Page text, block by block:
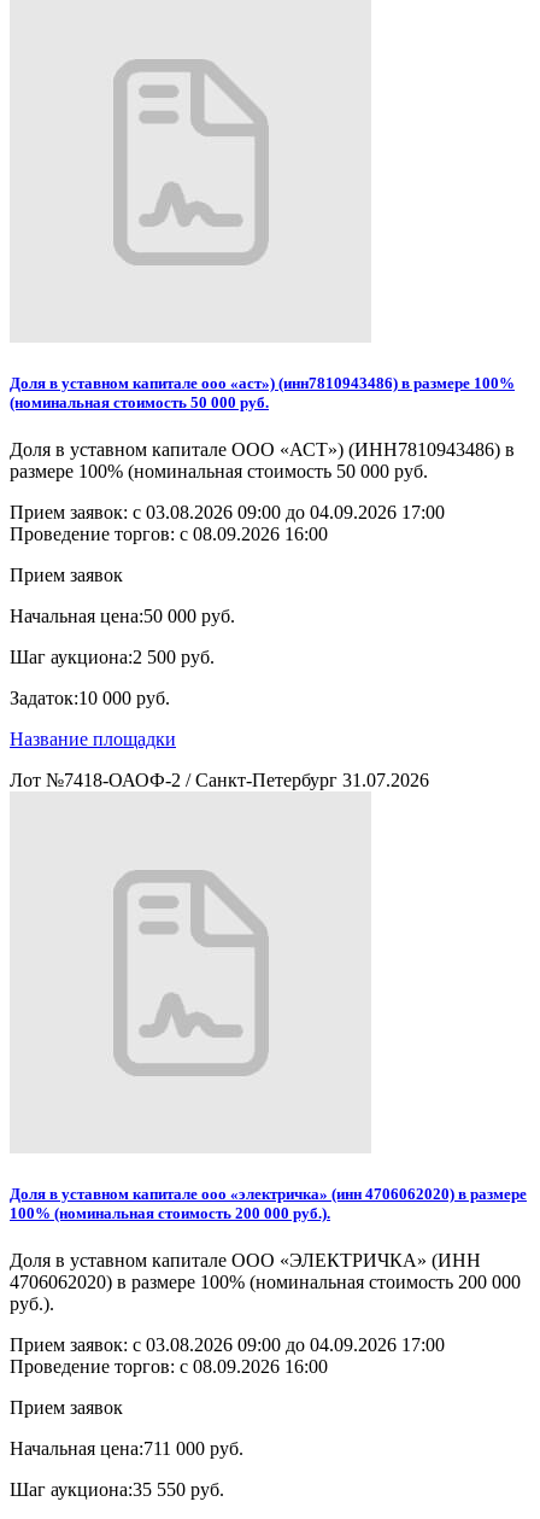
Доля в уставном капитале ооо «аст») (инн7810943486) в размере 100%
(номинальная стоимость 50 000 руб.
Доля в уставном капитале ООО «АСТ») (ИНН7810943486) в
размере 100% (номинальная стоимость 50 000 руб.
Прием заявок: с 03.08.2026 09:00 до 04.09.2026 17:00
Проведение торгов: с 08.09.2026 16:00
Прием заявок
Начальная цена:50 000 руб.
Шаг аукциона:2 500 руб.
Задаток:10 000 руб.
Название площадки
Лот №7418-ОАОФ-2 / Санкт-Петербург 31.07.2026
Доля в уставном капитале ооо «электричка» (инн 4706062020) в размере
100% (номинальная стоимость 200 000 руб.).
Доля в уставном капитале ООО «ЭЛЕКТРИЧКА» (ИНН
4706062020) в размере 100% (номинальная стоимость 200 000
руб.).
Прием заявок: с 03.08.2026 09:00 до 04.09.2026 17:00
Проведение торгов: с 08.09.2026 16:00
Прием заявок
Начальная цена:711 000 руб.
Шаг аукциона:35 550 руб.